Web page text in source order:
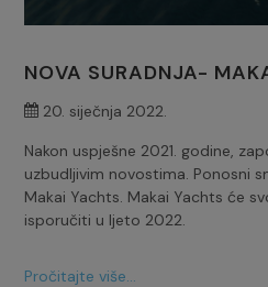
NOVA SURADNJA-
20. siječnja 2022.
Nakon uspješne 2021. godine,
uzbudljivim novostima. Ponosni
Makai Yachts. Makai Yachts će
isporučiti u ljeto 2022.
Pročitajte više...